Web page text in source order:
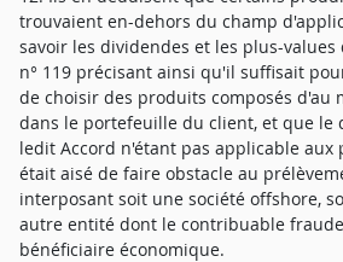
trouvaient en-dehors du champ
savoir les dividendes et les plus-values
n° 119 précisant ainsi qu'il suffisait
de choisir des produits composés d'au
dans le portefeuille du client, et que le
ledit Accord n'étant pas applicable aux
était aisé de faire obstacle au
interposant soit une société offshore,
autre entité dont le contribuable
bénéficiaire économique.